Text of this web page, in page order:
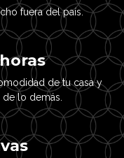
fuera del país.
de tu casa y
lo demás.